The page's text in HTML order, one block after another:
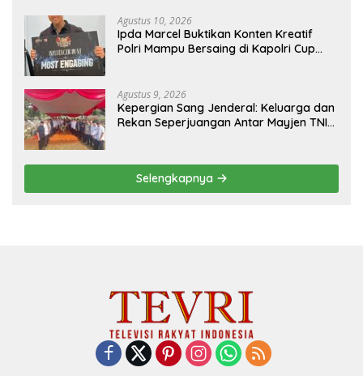
GANGGUAN KE 110
Agustus 10, 2026
Ipda Marcel Buktikan Konten Kreatif
Polri Mampu Bersaing di Kapolri Cup
Agustus 9, 2026
Kepergian Sang Jenderal: Keluarga dan
Rekan Seperjuangan Antar Mayjen TNI
Selengkapnya